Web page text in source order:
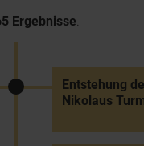
Ergebnisse.
Entstehung
Nikolaus